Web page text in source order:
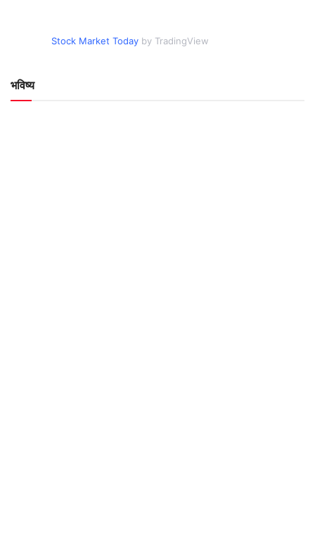
Stock Market Today by TradingView
भविष्य